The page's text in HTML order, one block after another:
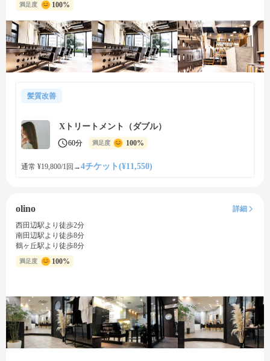
満足度 100%
髪質改善
Xトリートメント（ダブル）
60分 満足度 100%
通常 ¥19,800/1回 →4チケット(¥11,550)
olino
詳細
西田辺駅より徒歩2分
南田辺駅より徒歩8分
鶴ヶ丘駅より徒歩8分
満足度 100%